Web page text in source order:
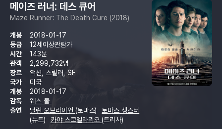
메이즈 러너: 데스 큐어
Maze Runner: The Death Cure (2018)
개봉
2018-01-17
등급
12세이상관람가
시간
143분
관객
2,299,732명
장르
액션, 스릴러, SF
국가
미국
개봉
2018-01-17
감독
웨스 볼
출연
딜런 오브라이언 (토마스)
토마스 생스터
(뉴트)
카야 스코델라리오(트리사)